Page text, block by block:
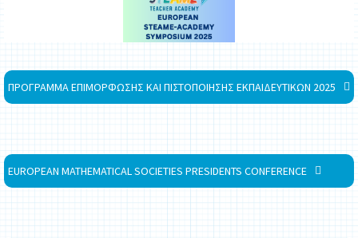
ΠΡΟΓΡΑΜΜΑ ΕΠΙΜΟΡΦΩΣΗΣ ΚΑΙ ΠΙΣΤΟΠΟΙΗΣΗΣ ΕΚΠΑΙΔΕΥΤΙΚΩΝ 2025
EUROPEAN MATHEMATICAL SOCIETIES PRESIDENTS CONFERENCE